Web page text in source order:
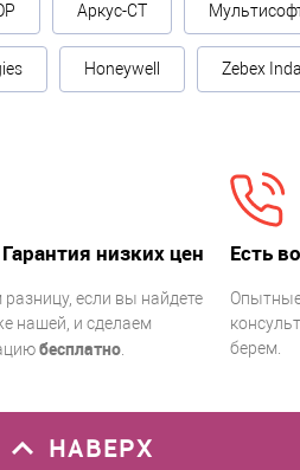
Аркус-СТ
Honeywell Zebex
низких цен
если вы найдете
нашей, и сделаем
бесплатно.
Есть
берем.
НАВЕРХ